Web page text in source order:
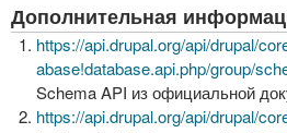
Дополнительная
https://api.drupal.org/api/drupal/
abase!database.api.php/group/
Schema API из официальной
https://api.drupal.org/api/drupal/